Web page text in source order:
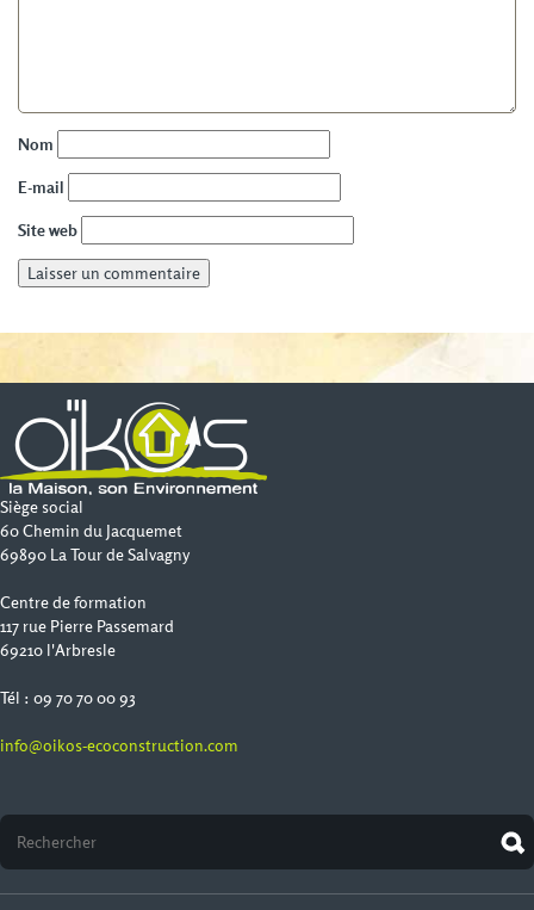
Nom
E-mail
Site web
Siège social
60 Chemin du Jacquemet
69890 La Tour de Salvagny
Centre de formation
117 rue Pierre Passemard
69210 l'Arbresle
Tél : 09 70 70 00 93
info@oikos-ecoconstruction.com